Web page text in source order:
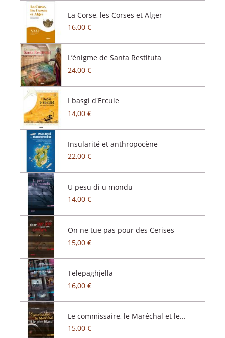
La Corse, les Corses et Alger
16,00 €
L’énigme de Santa Restituta
24,00 €
I basgi d'Ercule
14,00 €
Insularité et anthropocène
22,00 €
U pesu di u mondu
14,00 €
On ne tue pas pour des Cerises
15,00 €
Telepaghjella
16,00 €
Le commissaire, le Maréchal et le...
15,00 €